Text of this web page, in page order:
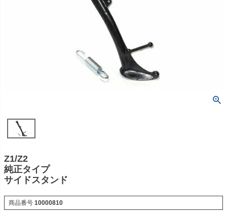
Z1/Z2
純正タイプ
サイドスタンド
商品番号 10000810